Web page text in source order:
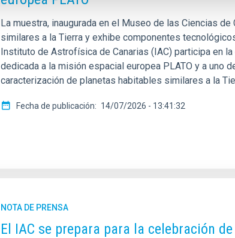
La muestra, inaugurada en el Museo de las Ciencias
similares a la Tierra y exhibe componentes
Instituto de Astrofísica de Canarias (IAC) participa en
dedicada a la misión espacial europea PLATO y a uno
caracterización de planetas habitables similares a la
Fecha de publicación 14/07/2026 - 13:41:32
NOTA DE PRENSA
El IAC se prepara para la celebración